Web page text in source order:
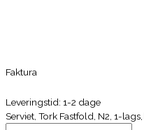
Faktura
Leveringstid: 1-2 dage
Serviet, Tork Fastfold, N2, 1-